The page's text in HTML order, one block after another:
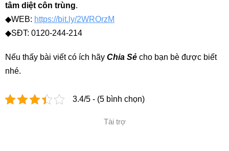
tâm diệt côn trùng.
◆WEB: https://bit.ly/2WROrzM
◆SĐT: 0120-244-214
Nếu thấy bài viết có ích hãy Chia Sẻ cho bạn bè được biết
nhé.
3.4/5 - (5 bình chọn)
Tài trợ